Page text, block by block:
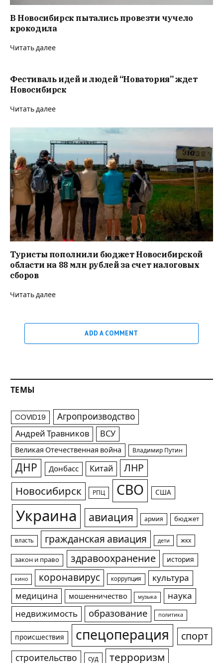
В Новосибирск пытались провезти чучело
крокодила
Читать далее
Фестиваль идей и людей “Новатория” ждет
Новосибирск
Читать далее
Туристы пополнили бюджет Новосибирской
области на 88 млн рублей за счет налоговых
сборов
Читать далее
ADD A COMMENT
ТЕМЫ
COVID19 Агропроизводство
Андрей Травников ВСУ
Великая Отечественная война Владимир Путин
ДНР Донбасс Китай ЛНР
Новосибирск РПЦ СВО США
Украина авиация армия бюджет
власть гражданская авиация дети жкх
закон и право здравоохранение история
кино коронавирус коррупция
культура
медицина
мошенничество музыка
наука
недвижимость
образование политика
происшествия спецоперация спорт
строительство суд терроризм